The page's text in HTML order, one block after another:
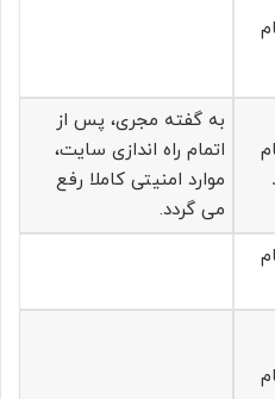
به گفته مجری، پس از
اتمام راه اندازی سایت،
موارد امنیتی کاملا رفع
می گردد.